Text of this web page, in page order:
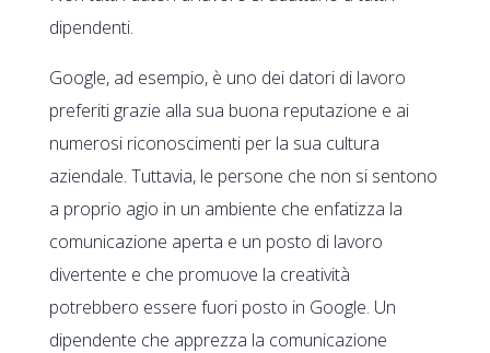
dipendenti.
Google, ad esempio, è uno dei datori di lavoro
preferiti grazie alla sua buona reputazione e ai
numerosi riconoscimenti per la sua cultura
aziendale. Tuttavia, le persone che non si sentono
a proprio agio in un ambiente che enfatizza la
comunicazione aperta e un posto di lavoro
divertente e che promuove la creatività
potrebbero essere fuori posto in Google. Un
dipendente che apprezza la comunicazione